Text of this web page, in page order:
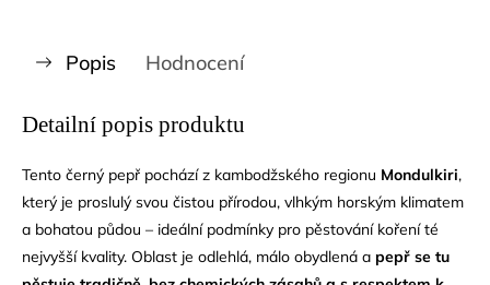
Popis Hodnocení
Detailní popis produktu
Tento černý pepř pochází z kambodžského regionu Mondulkiri,
který je proslulý svou čistou přírodou, vlhkým horským klimatem
a bohatou půdou – ideální podmínky pro pěstování koření té
nejvyšší kvality. Oblast je odlehlá, málo obydlená a pepř se tu